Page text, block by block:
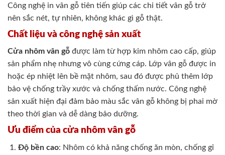
Công nghệ in vân gỗ tiên tiến giúp các chi tiết vân gỗ trở
nên sắc nét, tự nhiên, không khác gì gỗ thật.
Chất liệu và công nghệ sản xuất
Cửa nhôm vân gỗ được làm từ hợp kim nhôm cao cấp, giúp
sản phẩm nhẹ nhưng vô cùng cứng cáp. Lớp vân gỗ được in
hoặc ép nhiệt lên bề mặt nhôm, sau đó được phủ thêm lớp
bảo vệ chống trầy xước và chống thấm nước. Công nghệ
sản xuất hiện đại đảm bảo màu sắc vân gỗ không bị phai mờ
theo thời gian và dễ dàng bảo dưỡng.
Ưu điểm của cửa nhôm vân gỗ
Độ bền cao: Nhôm có khả năng chống ăn mòn, chống gỉ